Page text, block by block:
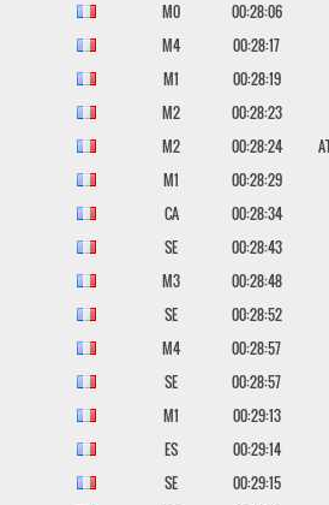
M0 00:28:06
M4 00:28:17
M1
00:28:19
M2
00:28:23
M2 00:28:24
M1 00:28:29
CA 00:28:34
SE 00:28:43
M3 00:28:48
SE
00:28:52
M4 00:28:57
SE 00:28:57
M1 00:29:13
ES 00:29:14
SE
00:29:15